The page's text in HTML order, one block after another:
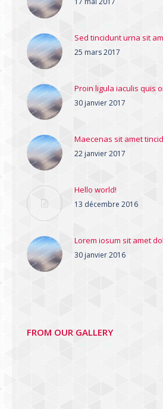
Sed tincidunt urna sit
25 mars 2017
Proin ligula iaculis quis
30 janvier 2017
Maecenas sit amet
22 janvier 2017
Hello world!
13 décembre 2016
Lorem iosum sit amet
30 janvier 2016
FROM OUR GALLERY